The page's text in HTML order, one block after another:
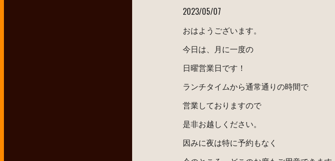
2023/05/07
おはようございます。
今日は、月に一度の
日曜営業日です！
ランチタイムから通常通りの時間で
営業しておりますので
是非お越しください。
因みに夜は特に予約もなく